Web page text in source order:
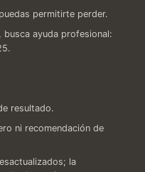
permitirte perder.
ayuda profesional:
resultado.
ni recomendación de
la